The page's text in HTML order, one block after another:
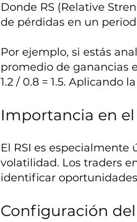
Donde RS (Relative
de pérdidas en un
Por ejemplo, si estás
promedio de ganancias
1.2 / 0.8 = 1.5.
Importancia en
El RSI es
volatilidad. Los traders
identificar oportunidades
Configuración del